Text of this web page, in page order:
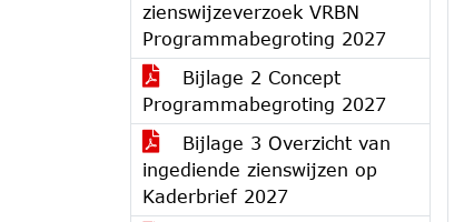
zienswijzeverzoek VRBN
Programmabegroting 2027
Bijlage 2 Concept
Programmabegroting 2027
Bijlage 3 Overzicht van
ingediende zienswijzen op
Kaderbrief 2027